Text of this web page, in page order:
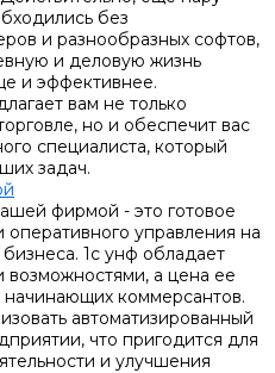
без
и разнообразных софтов,
и деловую жизнь
и эффективнее.
вам не только
но и обеспечит вас
специалиста, который
задач.
фирмой - это готовое
управления на
1с унф обладает
а цена ее
коммерсантов.
автоматизированный
что пригодится для
и улучшения